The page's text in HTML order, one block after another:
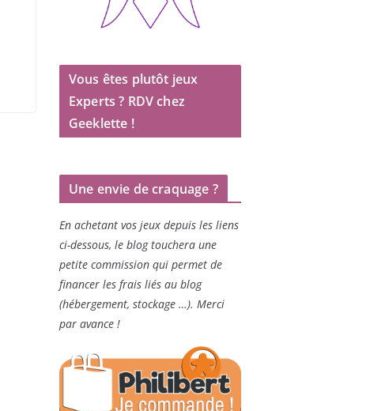
Vous êtes plutôt jeux
Experts ? RDV chez
Geeklette !
Une envie de craquage ?
En achetant vos jeux depuis les liens
ci-dessous, le blog touchera une
petite commission qui permet de
financer les frais liés au blog
(hébergement, stockage …). Merci
par avance !